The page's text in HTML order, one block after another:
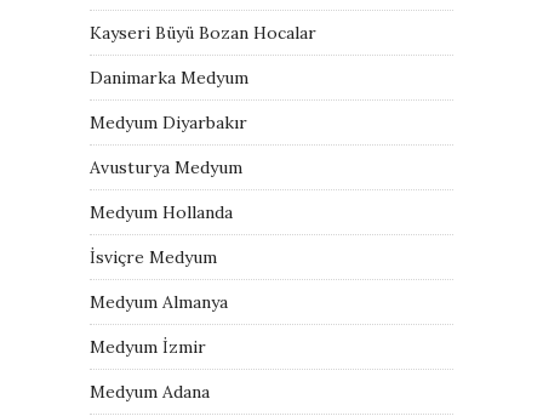
Kayseri Büyü Bozan Hocalar
Danimarka Medyum
Medyum Diyarbakır
Avusturya Medyum
Medyum Hollanda
İsviçre Medyum
Medyum Almanya
Medyum İzmir
Medyum Adana